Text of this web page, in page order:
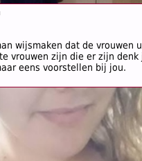
wijsmaken dat de vrouwen
vrouwen zijn die er zijn denk
eens voorstellen bij jou.